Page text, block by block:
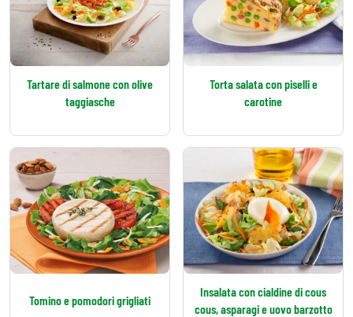
Tartare di salmone con olive
taggiasche
Torta salata con piselli e
carotine
Tomino e pomodori grigliati
Insalata con cialdine di cous
cous, asparagi e uovo barzotto